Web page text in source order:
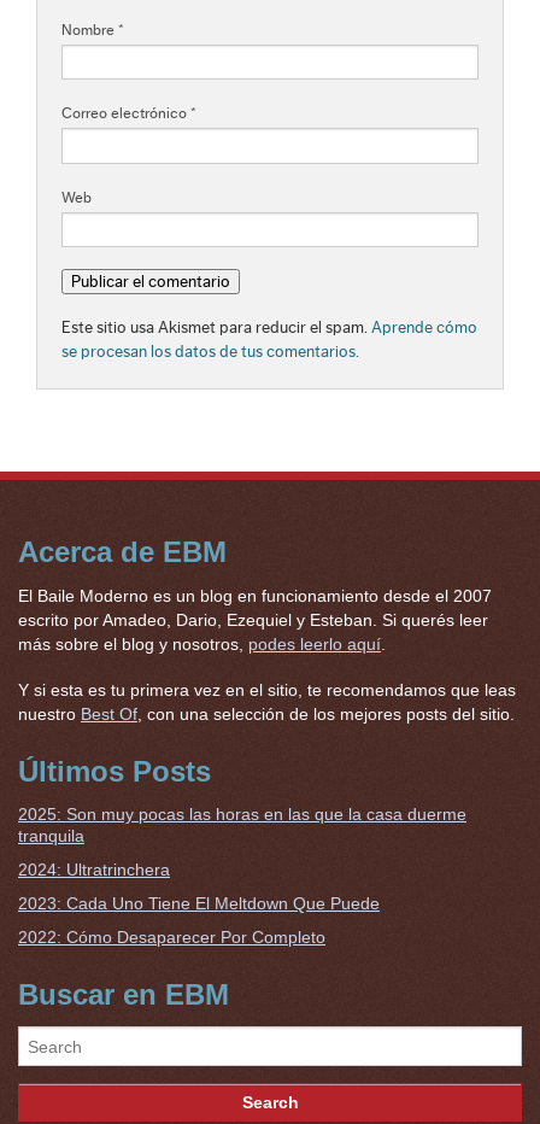
Nombre *
Correo electrónico *
Web
Este sitio usa Akismet para reducir el spam. Aprende cómo
se procesan los datos de tus comentarios.
Acerca de EBM
El Baile Moderno es un blog en funcionamiento desde el 2007
escrito por Amadeo, Dario, Ezequiel y Esteban. Si querés leer
más sobre el blog y nosotros, podes leerlo aquí
Y si esta es tu primera vez en el sitio, te recomendamos que leas
nuestro Best Of , con una selección de los mejores posts del sitio.
Últimos Posts
2025: Son muy pocas las horas en las que la casa duerme
tranquila
2024: Ultratrinchera
2023: Cada Uno Tiene El Meltdown Que Puede
2022: Cómo Desaparecer Por Completo
Buscar en EBM